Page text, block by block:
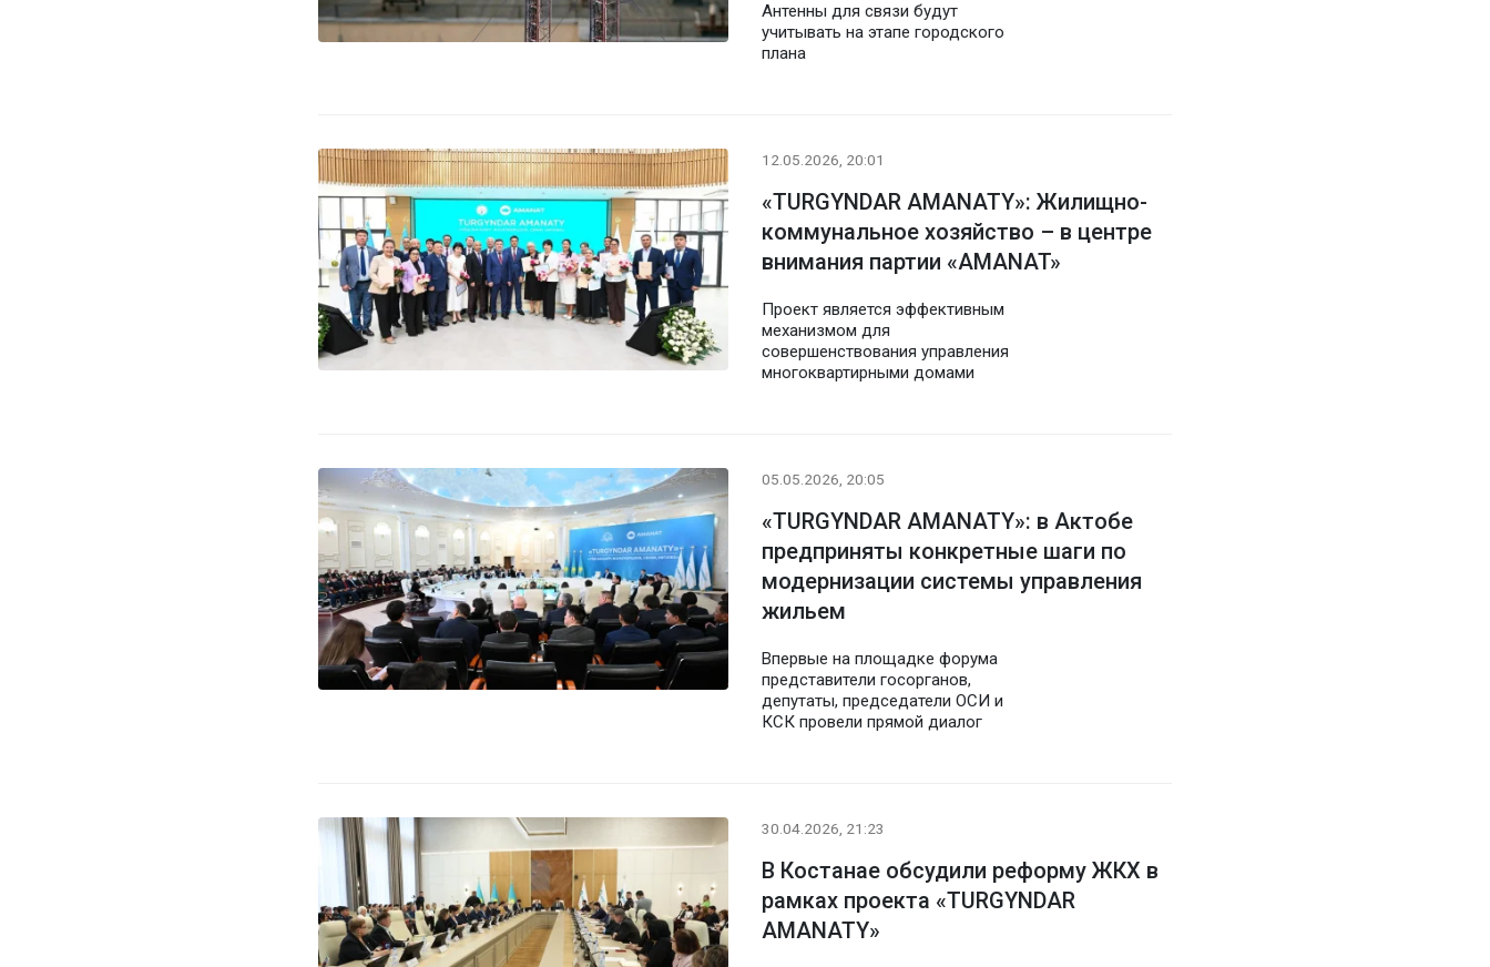
Антенны для связи будут
учитывать на этапе городского
плана
12.05.2026, 20:01
«TURGYNDAR AMANATY»: Жилищно-
коммунальное хозяйство – в центре
внимания партии «AMANAT»
Проект является эффективным
механизмом для
совершенствования управления
многоквартирными домами
05.05.2026, 20:05
«TURGYNDAR AMANATY»: в Актобе
предприняты конкретные шаги по
модернизации системы управления
жильем
Впервые на площадке форума
представители госорганов,
депутаты, председатели ОСИ и
КСК провели прямой диалог
30.04.2026, 21:23
В Костанае обсудили реформу ЖКХ в
рамках проекта «TURGYNDAR
AMANATY»